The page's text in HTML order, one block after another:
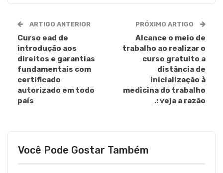
ARTIGO ANTERIOR
Curso ead de
introdução aos
direitos e garantias
fundamentais com
certificado
autorizado em todo
país
PRÓXIMO ARTIGO
Alcance o meio de
trabalho ao realizar o
curso gratuito a
distância de
inicialização à
medicina do trabalho
.: veja a razão
Você Pode Gostar Também